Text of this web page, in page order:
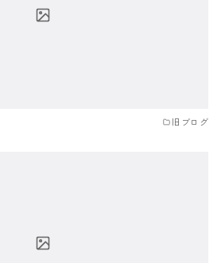
旧ブログ